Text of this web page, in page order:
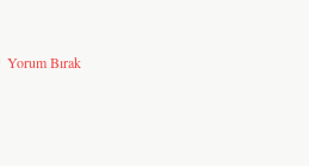
Yorum Bırak